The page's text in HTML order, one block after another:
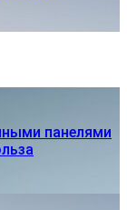
панелями